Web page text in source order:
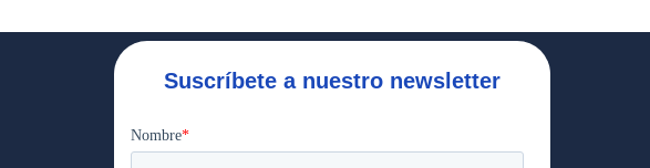
Suscríbete a nuestro newsletter